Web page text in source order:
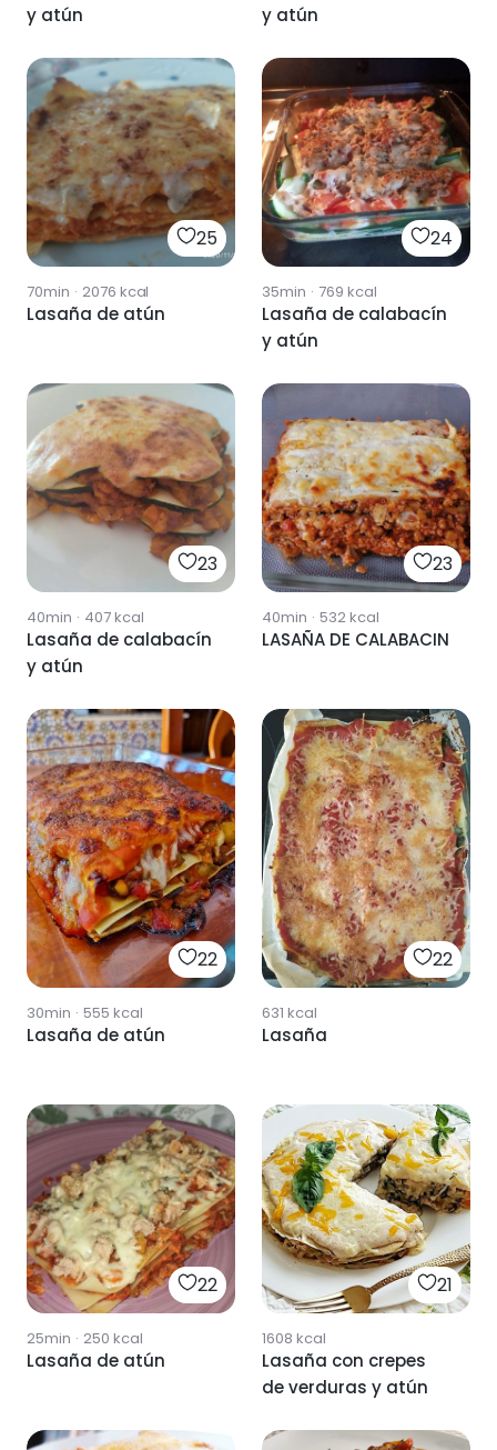
y atún
y atún
25
70min · 2076 kcal
Lasaña de atún
24
35min · 769 kcal
Lasaña de calabacín
y atún
23
40min · 407kcal
Lasaña de calabacín
y atún
23
40min · 532kcal
LASAÑA DE CALABACIN
22
30min · 555 kcal
Lasaña de atún
22
631 kcal
Lasaña
22
25min · 250 kcal
Lasaña de atún
21
1608 kcal
Lasaña con crepes
de verduras y atún